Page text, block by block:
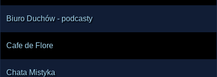
Biuro Duchów - podcasty
Cafe de Flore
Chata Mistyka